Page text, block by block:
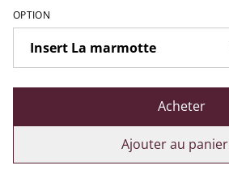
OPTION
Acheter
Ajouter au panier